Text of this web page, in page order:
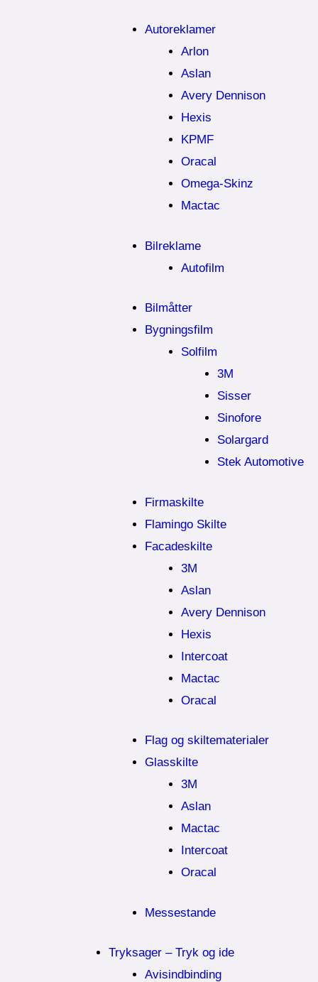
Autoreklamer
Arlon
Aslan
Avery Dennison
Hexis
KPMF
Oracal
Omega-Skinz
Mactac
Bilreklame
Autofilm
Bilmåtter
Bygningsfilm
Solfilm
3M
Sisser
Sinofore
Solargard
Stek Automotive
Firmaskilte
Flamingo Skilte
Facadeskilte
3M
Aslan
Avery Dennison
Hexis
Intercoat
Mactac
Oracal
Flag og skiltematerialer
Glasskilte
3M
Aslan
Mactac
Intercoat
Oracal
Messestande
Tryksager – Tryk og ide
Avisindbinding